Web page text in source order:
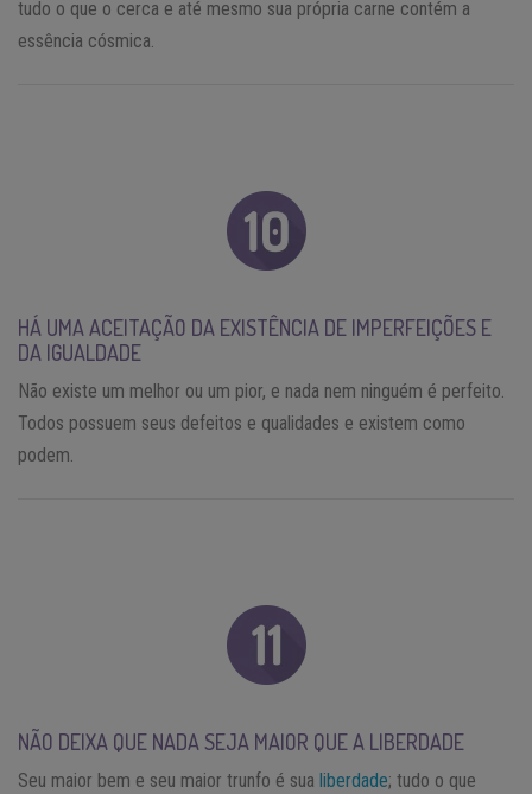
tudo o que o cerca e até mesmo sua própria carne contém a
essência cósmica.
HÁ UMA ACEITAÇÃO DA EXISTÊNCIA DE IMPERFEIÇÕES E
DA IGUALDADE
Não existe um melhor ou um pior, e nada nem ninguém é perfeito.
Todos possuem seus defeitos e qualidades e existem como
podem.
NÃO DEIXA QUE NADA SEJA MAIOR QUE A LIBERDADE
Seu maior bem e seu maior trunfo é sua liberdade; tudo o que